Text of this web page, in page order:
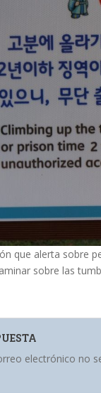
que alerta sobre
sobre las
electrónico no